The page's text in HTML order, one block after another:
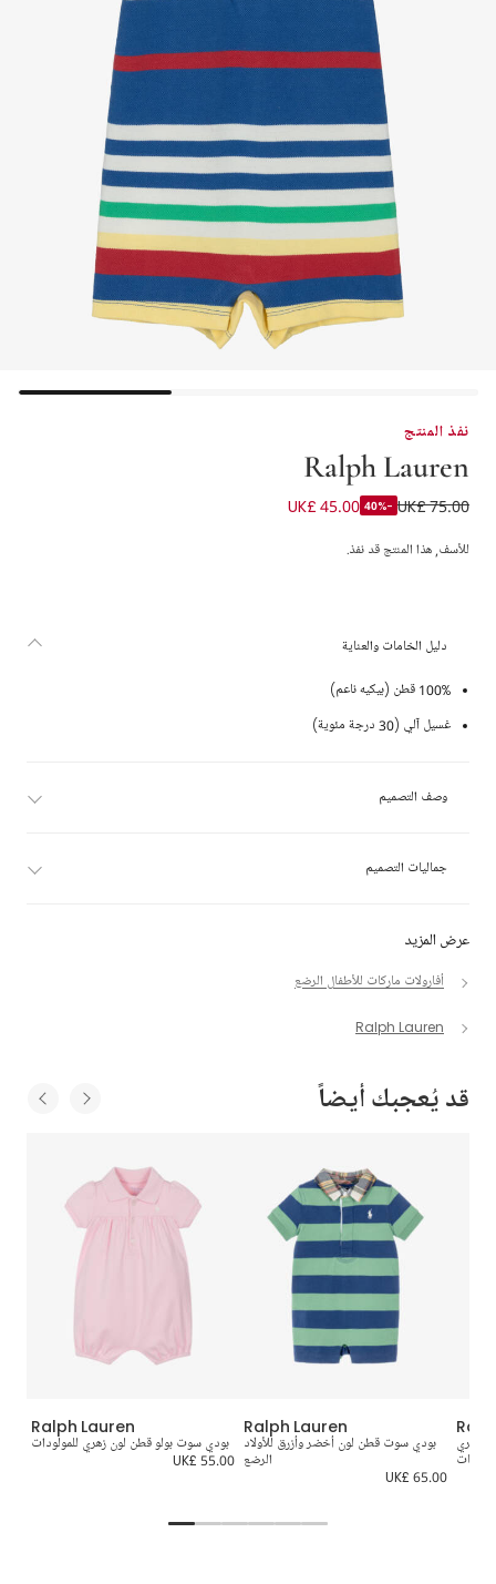
نفذ المنتج
Ralph Lauren
بودي سوت قطن بيكيه مخطط لون أزرق للأولاد الرضع
UK£ 75.00
-40%
UK£ 45.00
للأسف, هذا المنتج قد نفذ.
عرض المزيد
أفارولات ماركات للأطفال الرضع
Ralph Lauren
دليل الخامات والعناية
100% قطن (بيكيه ناعم)
غسيل آلي (30 درجة مئوية)
وصف التصميم
جماليات التصميم
قد يُعجبك أيضاً
Ralph Lauren
بودي سوت بولو قطن لون زهري للمولودات
UK£ 55.00
Ralph Lauren
بودي سوت قطن لون أخضر وأزرق للأولاد
الرضع
UK£ 65.00
زهري
للبنات